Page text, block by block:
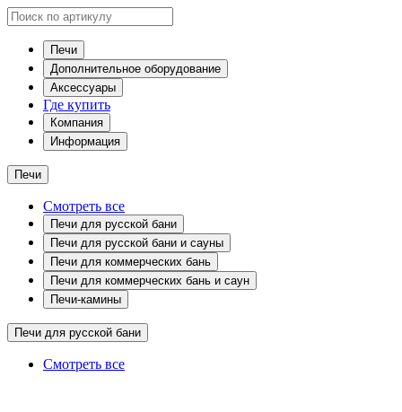
Печи
Дополнительное оборудование
Аксессуары
Где купить
Компания
Информация
Печи
Смотреть все
Печи для русской бани
Печи для русской бани и сауны
Печи для коммерческих бань
Печи для коммерческих бань и саун
Печи-камины
Печи для русской бани
Смотреть все